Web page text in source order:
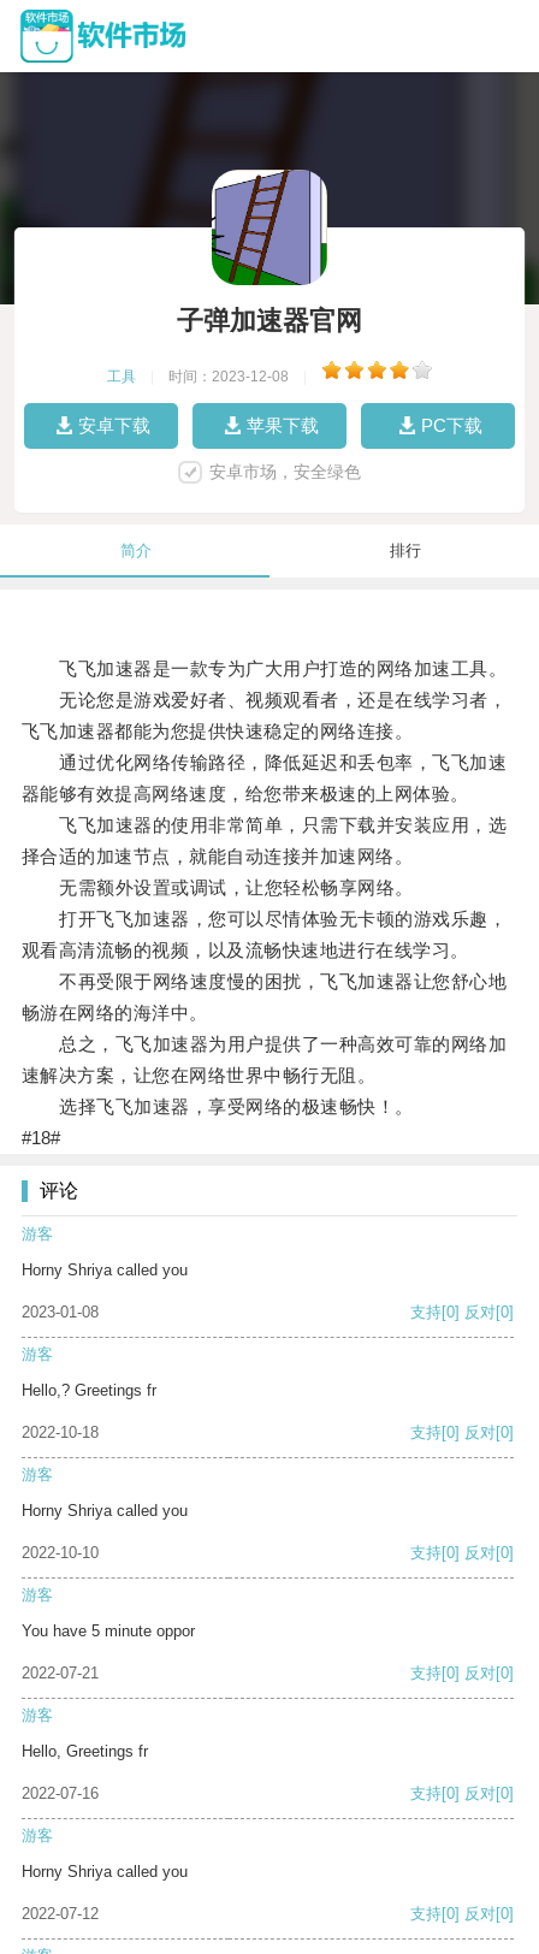
子弹加速器官网
工具 时间：2023-12-08
安卓下载 苹果下载 PC下载
安卓市场，安全绿色
简介 排行
飞飞加速器是一款专为广大用户打造的网络加速工具。
无论您是游戏爱好者、视频观看者，还是在线学习者，
飞飞加速器都能为您提供快速稳定的网络连接。
通过优化网络传输路径，降低延迟和丢包率，飞飞加速
器能够有效提高网络速度，给您带来极速的上网体验。
飞飞加速器的使用非常简单，只需下载并安装应用，选
择合适的加速节点，就能自动连接并加速网络。
无需额外设置或调试，让您轻松畅享网络。
打开飞飞加速器，您可以尽情体验无卡顿的游戏乐趣，
观看高清流畅的视频，以及流畅快速地进行在线学习。
不再受限于网络速度慢的困扰，飞飞加速器让您舒心地
畅游在网络的海洋中。
总之，飞飞加速器为用户提供了一种高效可靠的网络加
速解决方案，让您在网络世界中畅行无阻。
选择飞飞加速器，享受网络的极速畅快！。
#18#
评论
游客
Horny Shriya called you
2023-01-08 支持[0] 反对[0]
游客
Hello,? Greetings fr
2022-10-18 支持[0] 反对[0]
游客
Horny Shriya called you
2022-10-10 支持[0] 反对[0]
游客
You have 5 minute oppor
2022-07-21 支持[0] 反对[0]
游客
Hello, Greetings fr
2022-07-16 支持[0] 反对[0]
游客
Horny Shriya called you
2022-07-12 支持[0] 反对[0]